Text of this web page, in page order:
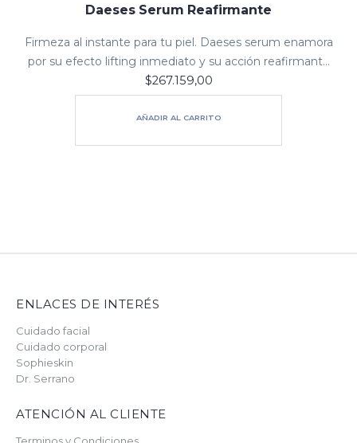
Daeses Serum Reafirmante
Firmeza al instante para tu piel. Daeses serum enamora
por su efecto lifting inmediato y su acción reafirmante
duradera.
Añade Daeses serum a tu rutina diaria de belleza y
plántale cara…
$267.159,00
AÑADIR AL CARRITO
ENLACES DE INTERÉS
Cuidado facial
Cuidado corporal
Sophieskin
Dr. Serrano
ATENCIÓN AL CLIENTE